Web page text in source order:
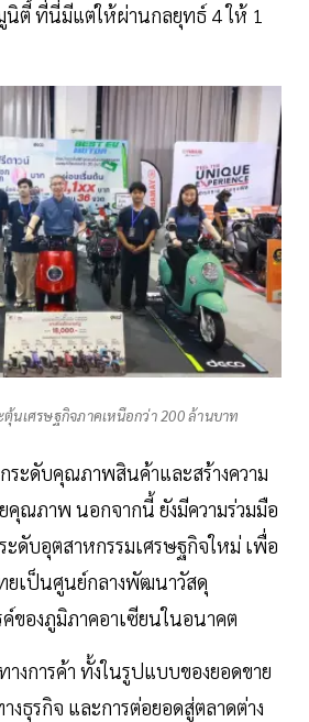
ตี้ ที่นี่มีแต่ให้ผ่านกลยุทธ์ 4 ให้ 1
ตุ้นเศรษฐกิจภาคเหนือกว่า 200 ล้านบาท
ระดับคุณภาพสินค้าและสร้างความ
ณภาพ นอกจากนี้ ยังมีความร่วมมือ
ดับอุตสาหกรรมเศรษฐกิจใหม่ เพื่อ
ยเป็นศูนย์กลางพัฒนาวัสดุ
ค์ของภูมิภาคอาเซียนในอนาคต
างการค้า ทั้งในรูปแบบของยอดขาย
งธุรกิจ และการต่อยอดสู่ตลาดต่าง